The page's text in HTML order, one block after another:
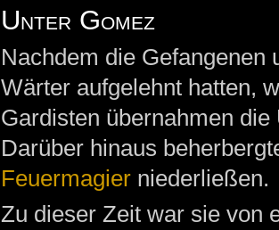
Unter Gomez
Nachdem die Gefangenen
Wärter aufgelehnt hatten,
Gardisten übernahmen
Darüber hinaus
Feuermagierniederließen.
Zu dieser Zeit war sie von